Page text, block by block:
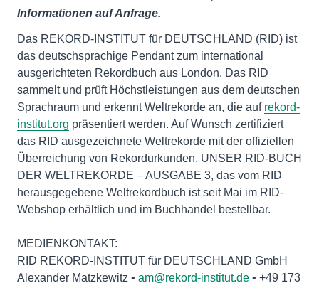
Informationen auf Anfrage.
Das REKORD-INSTITUT für DEUTSCHLAND (RID) ist
das deutschsprachige Pendant zum international
ausgerichteten Rekordbuch aus London. Das RID
sammelt und prüft Höchstleistungen aus dem deutschen
Sprachraum und erkennt Weltrekorde an, die auf rekord-
institut.org präsentiert werden. Auf Wunsch zertifiziert
das RID ausgezeichnete Weltrekorde mit der offiziellen
Überreichung von Rekordurkunden. UNSER RID-BUCH
DER WELTREKORDE – AUSGABE 3, das vom RID
herausgegebene Weltrekordbuch ist seit Mai im RID-
Webshop erhältlich und im Buchhandel bestellbar.
MEDIENKONTAKT:
RID REKORD-INSTITUT für DEUTSCHLAND GmbH
Alexander Matzkewitz • am@rekord-institut.de • +49 173